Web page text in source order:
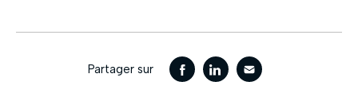
Partager sur